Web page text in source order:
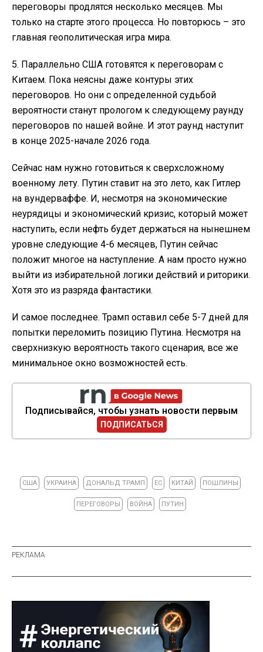
переговоры продлятся несколько месяцев. Мы
только на старте этого процесса. Но повторюсь – это
главная геополитическая игра мира.
5. Параллельно США готовятся к переговорам с
Китаем. Пока неясны даже контуры этих
переговоров. Но они с определенной судьбой
вероятности станут прологом к следующему раунду
переговоров по нашей войне. И этот раунд наступит
в конце 2025-начале 2026 года.
Сейчас нам нужно готовиться к сверхсложному
военному лету. Путин ставит на это лето, как Гитлер
на вундерваффе. И, несмотря на экономические
неурядицы и экономический кризис, который может
наступить, если нефть будет держаться на нынешнем
уровне следующие 4-6 месяцев, Путин сейчас
положит многое на наступление. А нам просто нужно
выйти из избирательной логики действий и риторики.
Хотя это из разряда фантастики.
И самое последнее. Трамп оставил себе 5-7 дней для
попытки переломить позицию Путина. Несмотря на
сверхнизкую вероятность такого сценария, все же
минимальное окно возможностей есть.
Подписывайся, чтобы узнать новости первым
ПОДПИСАТЬСЯ
США УКРАИНА ДОНАЛЬД ТРАМП ЕС КИТАЙ ПОШЛИНЫ
ПЕРЕГОВОРЫ ВОЙНА ПУТИН